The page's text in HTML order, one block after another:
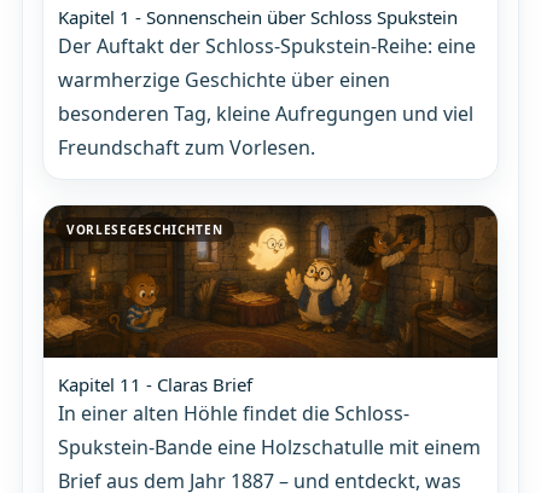
Kapitel 1 - Sonnenschein über Schloss Spukstein
Der Auftakt der Schloss-Spukstein-Reihe: eine
warmherzige Geschichte über einen
besonderen Tag, kleine Aufregungen und viel
Freundschaft zum Vorlesen.
VORLESEGESCHICHTEN
Kapitel 11 - Claras Brief
In einer alten Höhle findet die Schloss-
Spukstein-Bande eine Holzschatulle mit einem
Brief aus dem Jahr 1887 – und entdeckt, was